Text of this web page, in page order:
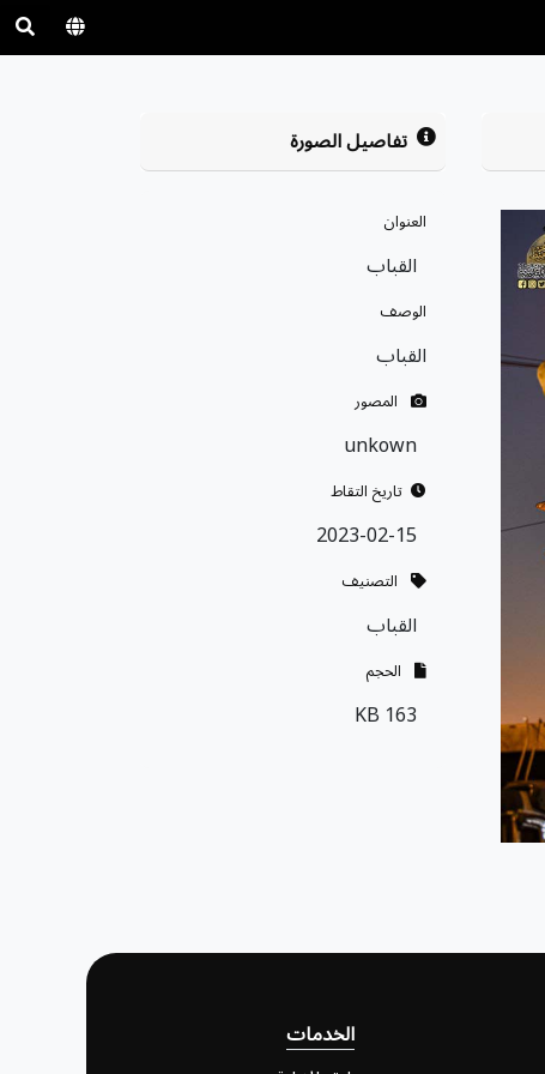
تفاصيل الصورة
العنوان
القباب
الوصف
القباب
المصور
unkown
تاريخ التقاط
2023-02-15
التصنيف
القباب
الحجم
163 KB
الخدمات